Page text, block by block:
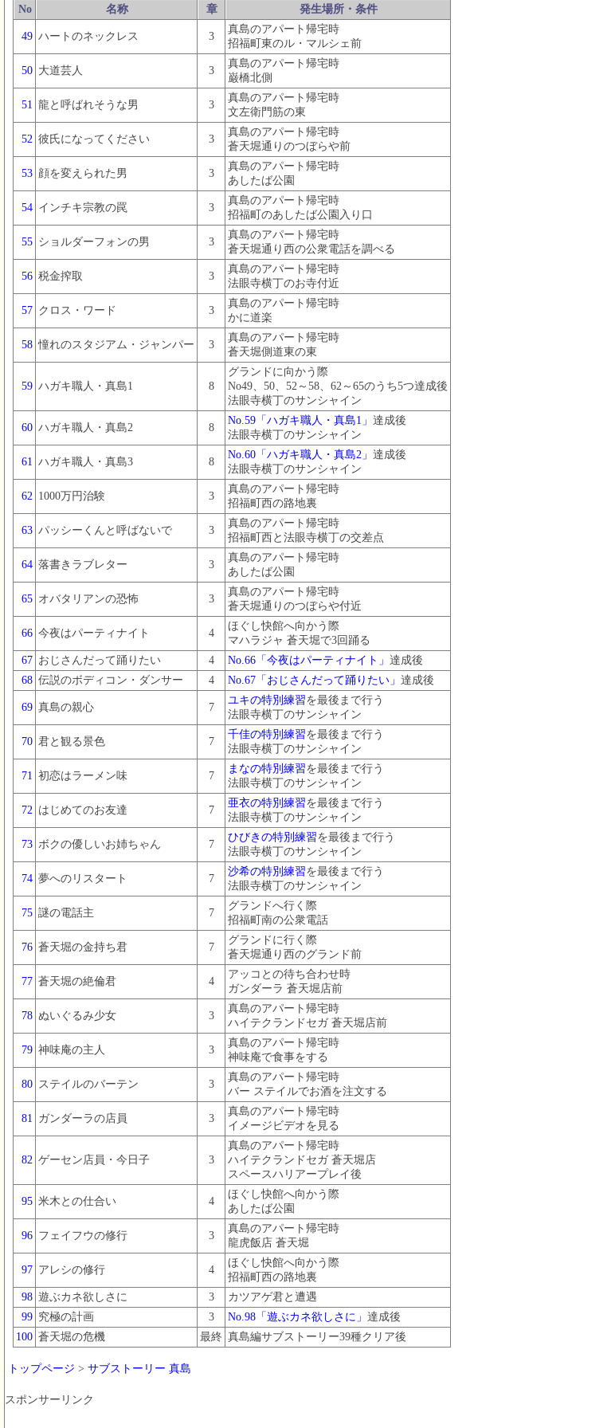
No 名称 章 発生場所・条件
49 ハートのネックレス 3
真島のアパート帰宅時
招福町東のル・マルシェ前
50 大道芸人 3
真島のアパート帰宅時
巌橋北側
51 龍と呼ばれそうな男 3
真島のアパート帰宅時
文左衛門筋の東
52 彼氏になってください 3
真島のアパート帰宅時
蒼天堀通りのつぼらや前
53 顔を変えられた男 3
真島のアパート帰宅時
あしたば公園
54 インチキ宗教の罠 3
真島のアパート帰宅時
招福町のあしたば公園入り口
55 ショルダーフォンの男 3
真島のアパート帰宅時
蒼天堀通り西の公衆電話を調べる
56 税金搾取 3
真島のアパート帰宅時
法眼寺横丁のお寺付近
57 クロス・ワード 3
真島のアパート帰宅時
かに道楽
58 憧れのスタジアム・ジャンパー 3
真島のアパート帰宅時
蒼天堀側道東の東
59 ハガキ職人・真島1 8
グランドに向かう際
No49、50、52～58、62～65のうち5つ達成後
法眼寺横丁のサンシャイン
60 ハガキ職人・真島2 8
No.59「ハガキ職人・真島1」 達成後
法眼寺横丁のサンシャイン
61 ハガキ職人・真島3 8
No.60「ハガキ職人・真島2」 達成後
法眼寺横丁のサンシャイン
62 1000万円治験 3
真島のアパート帰宅時
招福町西の路地裏
63 パッシーくんと呼ばないで 3
真島のアパート帰宅時
招福町西と法眼寺横丁の交差点
64 落書きラブレター 3
真島のアパート帰宅時
あしたば公園
65 オバタリアンの恐怖 3
真島のアパート帰宅時
蒼天堀通りのつぼらや付近
66 今夜はパーティナイト 4
ほぐし快館へ向かう際
マハラジャ 蒼天堀で3回踊る
67 おじさんだって踊りたい 4 No.66「今夜はパーティナイト」 達成後
68 伝説のボディコン・ダンサー 4 No.67「おじさんだって踊りたい」 達成後
69 真島の親心 7
ユキの特別練習を最後まで行う
法眼寺横丁のサンシャイン
70 君と観る景色 7
千佳の特別練習を最後まで行う
法眼寺横丁のサンシャイン
71 初恋はラーメン味 7
まなの特別練習を最後まで行う
法眼寺横丁のサンシャイン
72 はじめてのお友達 7
亜衣の特別練習を最後まで行う
法眼寺横丁のサンシャイン
73 ボクの優しいお姉ちゃん 7
ひびきの特別練習を最後まで行う
法眼寺横丁のサンシャイン
74 夢へのリスタート 7
沙希の特別練習を最後まで行う
法眼寺横丁のサンシャイン
75 謎の電話主 7
グランドへ行く際
招福町南の公衆電話
76 蒼天堀の金持ち君 7
グランドに行く際
蒼天堀通り西のグランド前
77 蒼天堀の絶倫君 4
アッコとの待ち合わせ時
ガンダーラ 蒼天堀店前
78 ぬいぐるみ少女 3
真島のアパート帰宅時
ハイテクランドセガ 蒼天堀店前
79 神味庵の主人 3
真島のアパート帰宅時
神味庵で食事をする
80 ステイルのバーテン 3
真島のアパート帰宅時
バー ステイルでお酒を注文する
81 ガンダーラの店員 3
真島のアパート帰宅時
イメージビデオを見る
82 ゲーセン店員・今日子 3
真島のアパート帰宅時
ハイテクランドセガ 蒼天堀店
スペースハリアープレイ後
95 米木との仕合い 4
ほぐし快館へ向かう際
あしたば公園
96 フェイフウの修行 3
真島のアパート帰宅時
龍虎飯店 蒼天堀
97 アレシの修行 4
ほぐし快館へ向かう際
招福町西の路地裏
98 遊ぶカネ欲しさに 3
カツアゲ君と遭遇
99 究極の計画 3 No.98「遊ぶカネ欲しさに」 達成後
100 蒼天堀の危機 最終 真島編サブストーリー39種クリア後
トップページ > サブストーリー 真島
スポンサーリンク